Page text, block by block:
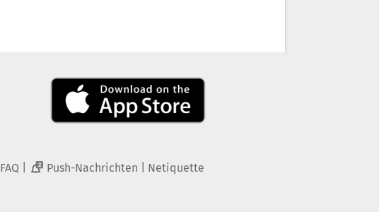
FAQ 2 Push-Nachrichten Netiquette